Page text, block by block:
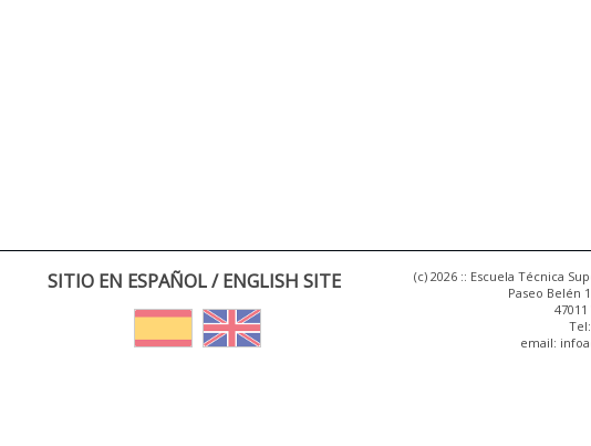
SITIO EN ESPAÑOL / ENGLISH SITE
(c) 2026 :: Escuela Técnica
Paseo Belén
email: